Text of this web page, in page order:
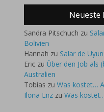
Neueste
Sandra Pitschuch zu
Bolivien
Hannah zu Salar de
Eric zu Über den Job als
Australien
Tobias zu Was kostet…
Ilona Enz zu Was